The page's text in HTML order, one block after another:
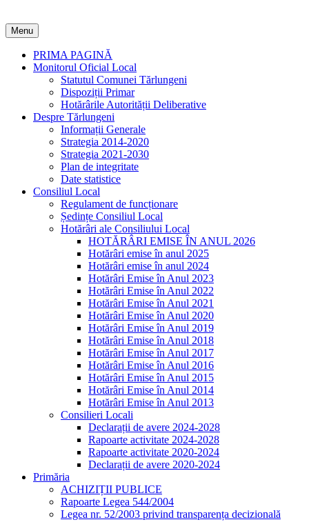
Menu
PRIMA PAGINĂ
Monitorul Oficial Local
Statutul Comunei Tărlungeni
Dispoziții Primar
Hotărârile Autorității Deliberative
Despre Tărlungeni
Informații Generale
Strategia 2014-2020
Strategia 2021-2030
Plan de integritate
Date statistice
Consiliul Local
Regulament de funcționare
Ședințe Consiliul Local
Hotărâri ale Consiliului Local
HOTĂRÂRI EMISE ÎN ANUL 2026
Hotărâri emise în anul 2025
Hotărâri emise în anul 2024
Hotărâri Emise în Anul 2023
Hotărâri Emise în Anul 2022
Hotărâri Emise în Anul 2021
Hotărâri Emise în Anul 2020
Hotărâri Emise în Anul 2019
Hotărâri Emise în Anul 2018
Hotărâri Emise în Anul 2017
Hotărâri Emise în Anul 2016
Hotărâri Emise în Anul 2015
Hotărâri Emise în Anul 2014
Hotărâri Emise în Anul 2013
Consilieri Locali
Declarații de avere 2024-2028
Rapoarte activitate 2024-2028
Rapoarte activitate 2020-2024
Declarații de avere 2020-2024
Primăria
ACHIZIȚII PUBLICE
Rapoarte Legea 544/2004
Legea nr. 52/2003 privind transparența decizională